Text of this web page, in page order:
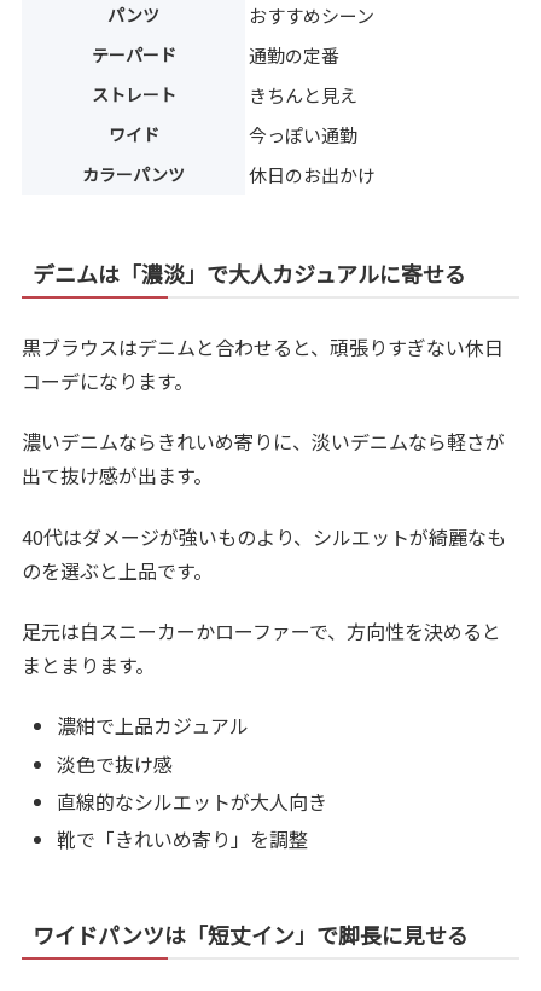
パンツ おすすめシーン
テーパード 通勤の定番
ストレート きちんと見え
ワイド 今っぽい通勤
カラーパンツ 休日のお出かけ
デニムは「濃淡」で大人カジュアルに寄せる
黒ブラウスはデニムと合わせると、頑張りすぎない休日
コーデになります。
濃いデニムならきれいめ寄りに、淡いデニムなら軽さが
出て抜け感が出ます。
40代はダメージが強いものより、シルエットが綺麗なも
のを選ぶと上品です。
足元は白スニーカーかローファーで、方向性を決めると
まとまります。
濃紺で上品カジュアル
淡色で抜け感
直線的なシルエットが大人向き
靴で「きれいめ寄り」を調整
ワイドパンツは「短丈イン」で脚長に見せる